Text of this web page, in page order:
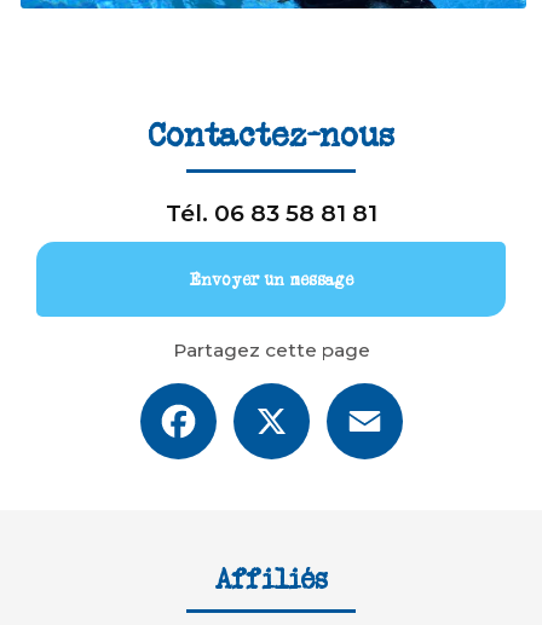
Contactez-nous
Tél. 06 83 58 81 81
Envoyer un message
Partagez cette page
Facebook
Affiliés